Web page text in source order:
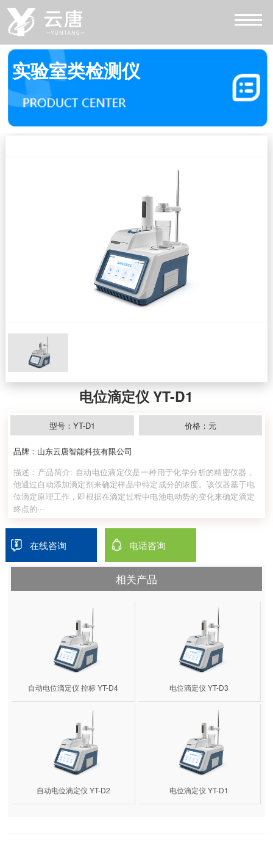
实验室类检测仪
电位滴定仪 YT-D1
型号：YT-D1 价格：元
品牌：山东云唐智能科技有限公司
描述：产品简介: 自动电位滴定仪是一种用于化学分析的精密仪器，
他通过自动添加滴定剂来确定样品中特定成分的浓度。该仪器基于电
位滴定原理工作，即根据在滴定过程中电池电动势的变化来确定滴定
终点的···
在线咨询 电话咨询
相关产品
自动电位滴定仪 控标 YT-D4 电位滴定仪 YT-D3
自动电位滴定仪 YT-D2 电位滴定仪 YT-D1